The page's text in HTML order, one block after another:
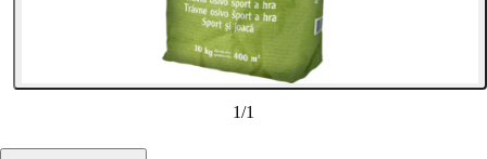
1/1